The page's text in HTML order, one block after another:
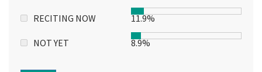
RECITING NOW 11.9%
NOT YET 8.9%